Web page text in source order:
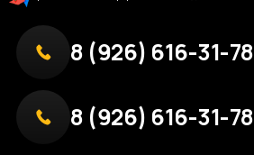
8 (926) 616-31-78
8 (926) 616-31-78